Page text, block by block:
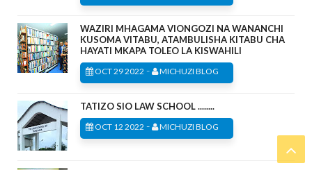
WAZIRI MHAGAMA VIONGOZI NA WANANCHI
KUSOMA VITABU, ATAMBULISHA KITABU CHA
HAYATI MKAPA TOLEO LA KISWAHILI
OCT 29 2022 - MICHUZI BLOG
TATIZO SIO LAW SCHOOL ........
OCT 12 2022 - MICHUZI BLOG